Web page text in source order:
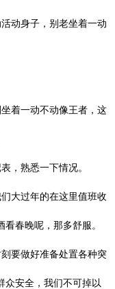
动身子，别老坐着一动
着一动不动像王者，这
，熟悉一下情况。
大过年的在这里值班收
春晚呢，那多舒服。
要做好准备处置各种突
众安全，我们不可掉以